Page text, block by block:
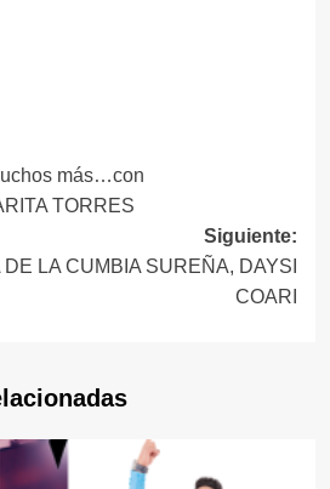
más…con
TORRES
Siguiente:
LA CUMBIA SUREÑA, DAYSI
COARI